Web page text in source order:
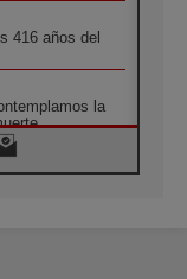
416 años del
la
de la Madre